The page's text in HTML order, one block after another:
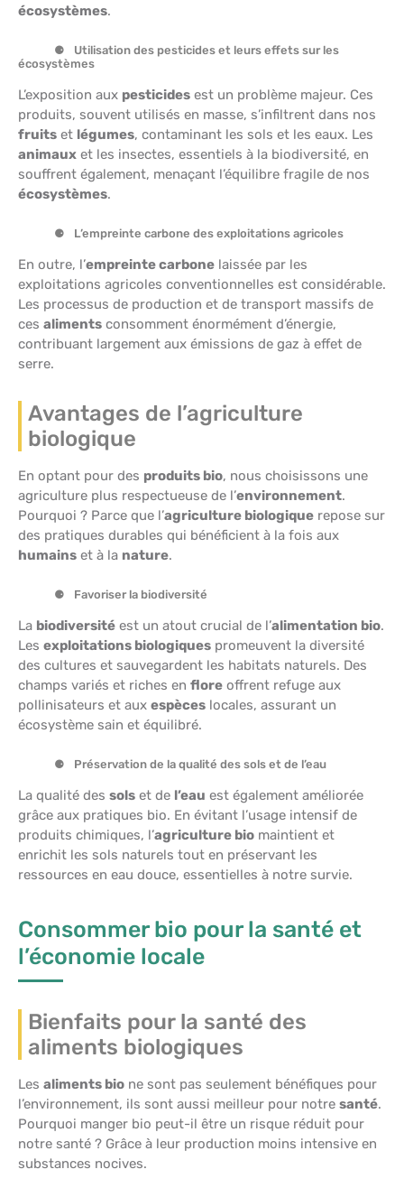
écosystèmes.
Utilisation des pesticides et leurs effets sur les
écosystèmes
L’exposition aux pesticides est un problème majeur. Ces
produits, souvent utilisés en masse, s’infiltrent dans nos
fruits et légumes, contaminant les sols et les eaux. Les
animaux et les insectes, essentiels à la biodiversité, en
souffrent également, menaçant l’équilibre fragile de nos
écosystèmes.
L’empreinte carbone des exploitations agricoles
En outre, l’empreinte carbone laissée par les
exploitations agricoles conventionnelles est considérable.
Les processus de production et de transport massifs de
ces aliments consomment énormément d’énergie,
contribuant largement aux émissions de gaz à effet de
serre.
Avantages de l’agriculture
biologique
En optant pour des produits bio, nous choisissons une
agriculture plus respectueuse de l’environnement.
Pourquoi ? Parce que l’agriculture biologique repose sur
des pratiques durables qui bénéficient à la fois aux
humains et à la nature.
Favoriser la biodiversité
La biodiversité est un atout crucial de l’alimentation bio.
Les exploitations biologiques promeuvent la diversité
des cultures et sauvegardent les habitats naturels. Des
champs variés et riches en flore offrent refuge aux
pollinisateurs et aux espèces locales, assurant un
écosystème sain et équilibré.
Préservation de la qualité des sols et de l’eau
La qualité des sols et de l’eau est également améliorée
grâce aux pratiques bio. En évitant l’usage intensif de
produits chimiques, l’agriculture bio maintient et
enrichit les sols naturels tout en préservant les
ressources en eau douce, essentielles à notre survie.
Consommer bio pour la santé et
l’économie locale
Bienfaits pour la santé des
aliments biologiques
Les aliments bio ne sont pas seulement bénéfiques pour
l’environnement, ils sont aussi meilleur pour notre santé.
Pourquoi manger bio peut-il être un risque réduit pour
notre santé ? Grâce à leur production moins intensive en
substances nocives.